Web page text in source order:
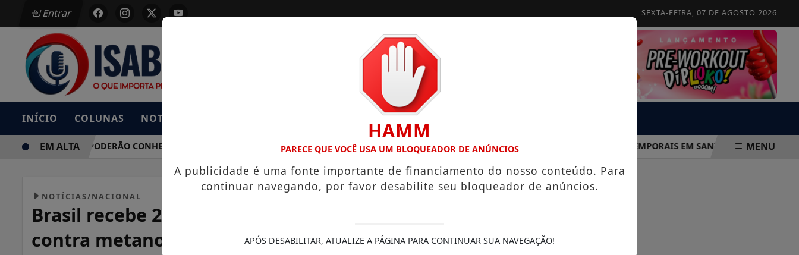
Entrar SEXTA-FEIRA, 07 DE AGOSTO 2026
INÍCIO COLUNAS NOTÍCIAS PUBLICIDADES LEGAIS
MORADORES PODERÃO CONHECER E DISCUTIR MUDANÇAS PREVISTAS NO ORÇAMENTO DE SANTA ISABEL DEFESA CIVIL INDICA RISCO DE TEMPORAIS EM SANTA ISABEL ENTRE QUINTA
EM ALTA MENU
NOTÍCIAS/NACIONAL
Brasil recebe 2,5 mil unidades de fomepizol, antídoto
contra metanol
HAMM
PARECE QUE VOCÊ USA UM BLOQUEADOR DE ANÚNCIOS
A publicidade é uma fonte importante de financiamento do nosso conteúdo. Para
continuar navegando, por favor desabilite seu bloqueador de anúncios.
APÓS DESABILITAR, ATUALIZE A PÁGINA PARA CONTINUAR SUA NAVEGAÇÃO!